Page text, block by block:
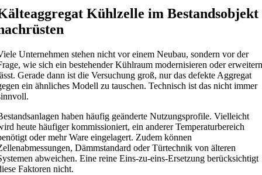
Kühlzelle im Bestandsobjekt
Unternehmen stehen nicht vor einem Neubau, sondern vor der
wie sich ein bestehender Kühlraum modernisieren oder
Gerade dann ist die Versuchung groß, nur das defekte Aggregat
ein ähnliches Modell zu tauschen. Technisch ist das nicht immer
haben häufig geänderte Nutzungsprofile. Vielleicht
heute häufiger kommissioniert, ein anderer Temperaturbereich
oder mehr Ware eingelagert. Zudem können
Dämmstandard oder Türtechnik von älteren
abweichen. Eine reine Eins-zu-eins-Ersetzung berücksichtigt
Faktoren nicht.